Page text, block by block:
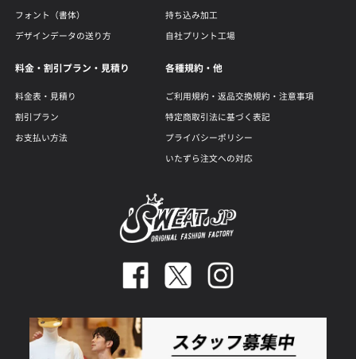
フォント（書体）
デザインデータの送り方
持ち込み加工
自社プリント工場
料金・割引プラン・見積り
料金表・見積り
割引プラン
お支払い方法
各種規約・他
ご利用規約・返品交換規約・注意事項
特定商取引法に基づく表記
プライバシーポリシー
いたずら注文への対応